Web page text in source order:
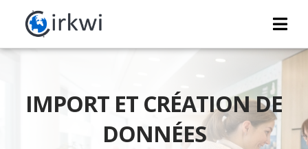
IMPORT ET CRÉATION DE
DONNÉES